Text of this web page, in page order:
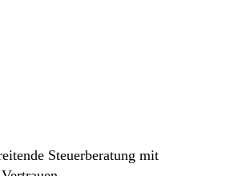
Steuerberatung mit